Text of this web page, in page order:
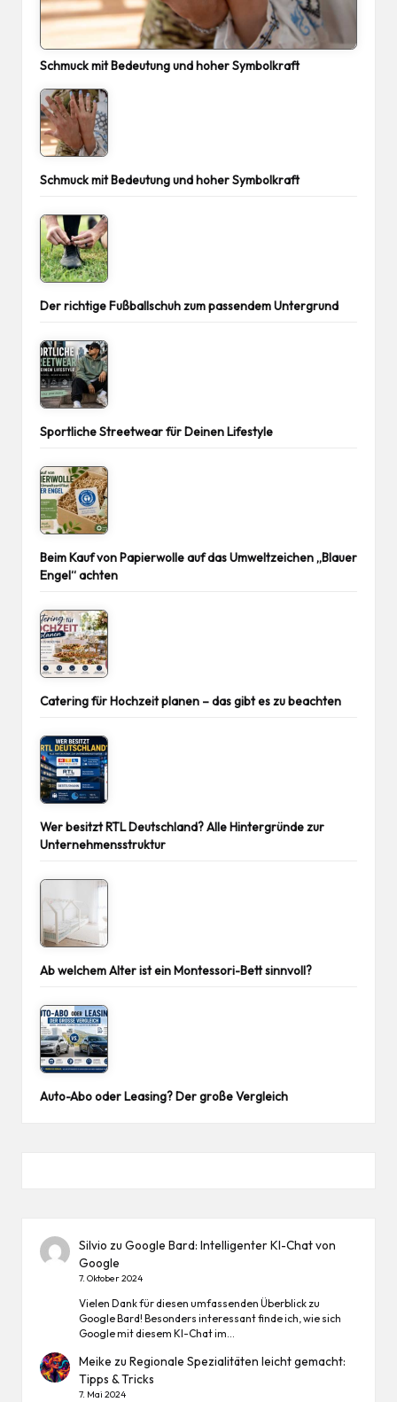
Schmuck mit Bedeutung und hoher Symbolkraft
Schmuck mit Bedeutung und hoher Symbolkraft
Der richtige Fußballschuh zum passendem Untergrund
Sportliche Streetwear für Deinen Lifestyle
Beim Kauf von Papierwolle auf das Umweltzeichen „Blauer
Engel“ achten
Catering für Hochzeit planen – das gibt es zu beachten
Wer besitzt RTL Deutschland? Alle Hintergründe zur
Unternehmensstruktur
Ab welchem Alter ist ein Montessori-Bett sinnvoll?
Auto-Abo oder Leasing? Der große Vergleich
Silvio zuGoogle Bard: Intelligenter KI-Chat von
Google
7. Oktober 2024
Vielen Dank für diesen umfassenden Überblick zu
Google Bard! Besonders interessant finde ich, wie sich
Google mit diesem KI-Chat im…
Meike zuRegionale Spezialitäten leicht gemacht:
Tipps & Tricks
7. Mai 2024